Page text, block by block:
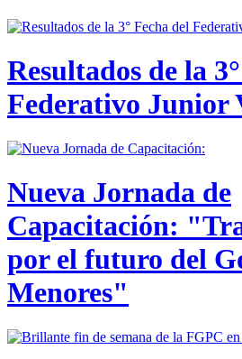
Resultados de la
Federativo Junior
Nueva Jornada de
Capacitación:
por el futuro del
Menores"